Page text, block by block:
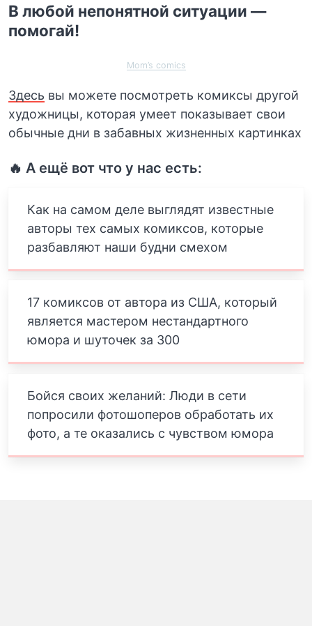
В любой непонятной ситуации —
помогай!
Mom’s comics
Здесь вы можете посмотреть комиксы другой
художницы, которая умеет показывает свои
обычные дни в забавных жизненных картинках
🔥 А ещё вот что у нас есть:
Как на самом деле выглядят известные
авторы тех самых комиксов, которые
разбавляют наши будни смехом
17 комиксов от автора из США, который
является мастером нестандартного
юмора и шуточек за 300
Бойся своих желаний: Люди в сети
попросили фотошоперов обработать их
фото, а те оказались с чувством юмора